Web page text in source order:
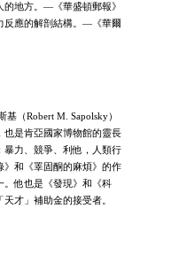
地方。—《華盛頓郵報》
反應的解剖結構。—《華爾
（Robert M. Sapolsky）
也是肯亞國家博物館的靈長
暴力、競爭、利他，人類行
》和《睪固酮的麻煩》的作
。他也是《發現》和《科
才」補助金的接受者。